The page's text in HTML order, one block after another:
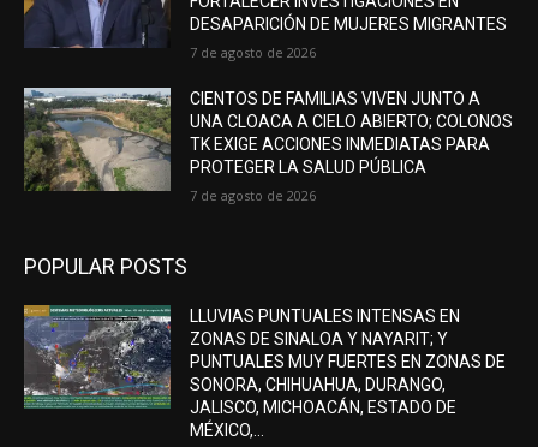
DESAPARICIÓN DE MUJERES MIGRANTES
7 de agosto de 2026
CIENTOS DE FAMILIAS VIVEN JUNTO A
UNA CLOACA A CIELO ABIERTO; COLONOS
TK EXIGE ACCIONES INMEDIATAS PARA
PROTEGER LA SALUD PÚBLICA
7 de agosto de 2026
POPULAR POSTS
LLUVIAS PUNTUALES INTENSAS EN
ZONAS DE SINALOA Y NAYARIT; Y
PUNTUALES MUY FUERTES EN ZONAS DE
SONORA, CHIHUAHUA, DURANGO,
JALISCO, MICHOACÁN, ESTADO DE
MÉXICO,...